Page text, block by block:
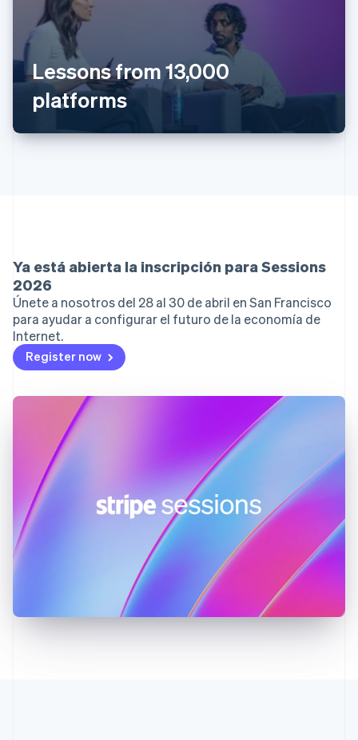
Lessons from 13,000
platforms
Ya está abierta la inscripción para Sessions
2026
Únete a nosotros del 28 al 30 de abril en San Francisco
para ayudar a configurar el futuro de la economía de
Internet.
Register now